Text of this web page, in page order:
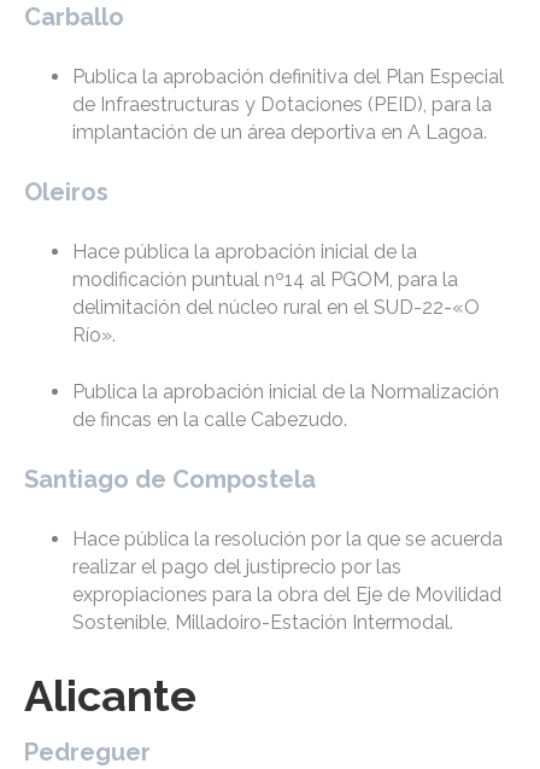
Carballo
Publica la aprobación definitiva del Plan Especial
de Infraestructuras y Dotaciones (PEID), para la
implantación de un área deportiva en A Lagoa.
Oleiros
Hace pública la aprobación inicial de la
modificación puntual nº14 al PGOM, para la
delimitación del núcleo rural en el SUD-22-«O
Río».
Publica la aprobación inicial de la Normalización
de fincas en la calle Cabezudo.
Santiago de Compostela
Hace pública la resolución por la que se acuerda
realizar el pago del justiprecio por las
expropiaciones para la obra del Eje de Movilidad
Sostenible, Milladoiro-Estación Intermodal.
Alicante
Pedreguer